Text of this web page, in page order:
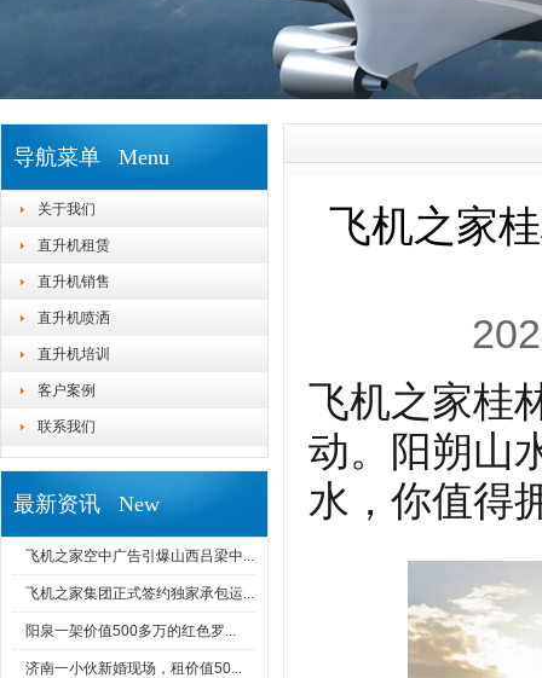
导航菜单 Menu
关于我们
直升机租赁
直升机销售
直升机喷洒
直升机培训
客户案例
联系我们
最新资讯 New
飞机之家空中广告引爆山西吕梁中...
飞机之家集团正式签约独家承包运...
阳泉一架价值500多万的红色罗...
济南一小伙新婚现场，租价值50...
飞机之家
飞机之家桂
动。阳朔山
水，你值得